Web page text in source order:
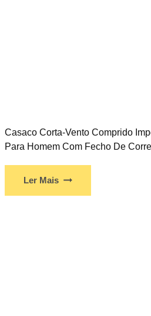
Casaco Corta-Vento Comprido
Para Homem Com Fecho De
Ler Mais